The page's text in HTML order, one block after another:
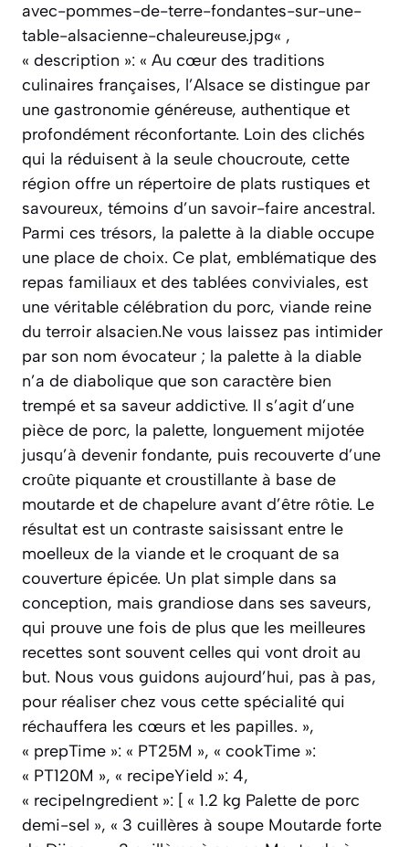
avec-pommes-de-terre-fondantes-sur-une-
table-alsacienne-chaleureuse.jpg« ,
« description »: « Au cœur des traditions
culinaires françaises, l’Alsace se distingue par
une gastronomie généreuse, authentique et
profondément réconfortante. Loin des clichés
qui la réduisent à la seule choucroute, cette
région offre un répertoire de plats rustiques et
savoureux, témoins d’un savoir-faire ancestral.
Parmi ces trésors, la palette à la diable occupe
une place de choix. Ce plat, emblématique des
repas familiaux et des tablées conviviales, est
une véritable célébration du porc, viande reine
du terroir alsacien.Ne vous laissez pas intimider
par son nom évocateur ; la palette à la diable
n’a de diabolique que son caractère bien
trempé et sa saveur addictive. Il s’agit d’une
pièce de porc, la palette, longuement mijotée
jusqu’à devenir fondante, puis recouverte d’une
croûte piquante et croustillante à base de
moutarde et de chapelure avant d’être rôtie. Le
résultat est un contraste saisissant entre le
moelleux de la viande et le croquant de sa
couverture épicée. Un plat simple dans sa
conception, mais grandiose dans ses saveurs,
qui prouve une fois de plus que les meilleures
recettes sont souvent celles qui vont droit au
but. Nous vous guidons aujourd’hui, pas à pas,
pour réaliser chez vous cette spécialité qui
réchauffera les cœurs et les papilles. »,
« prepTime »: « PT25M », « cookTime »:
« PT120M », « recipeYield »: 4,
« recipeIngredient »: [ « 1.2 kg Palette de porc
demi-sel », « 3 cuillères à soupe Moutarde forte